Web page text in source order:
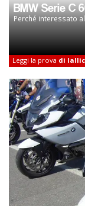
BMW Serie C
Perché interessato
Leggi la prova di